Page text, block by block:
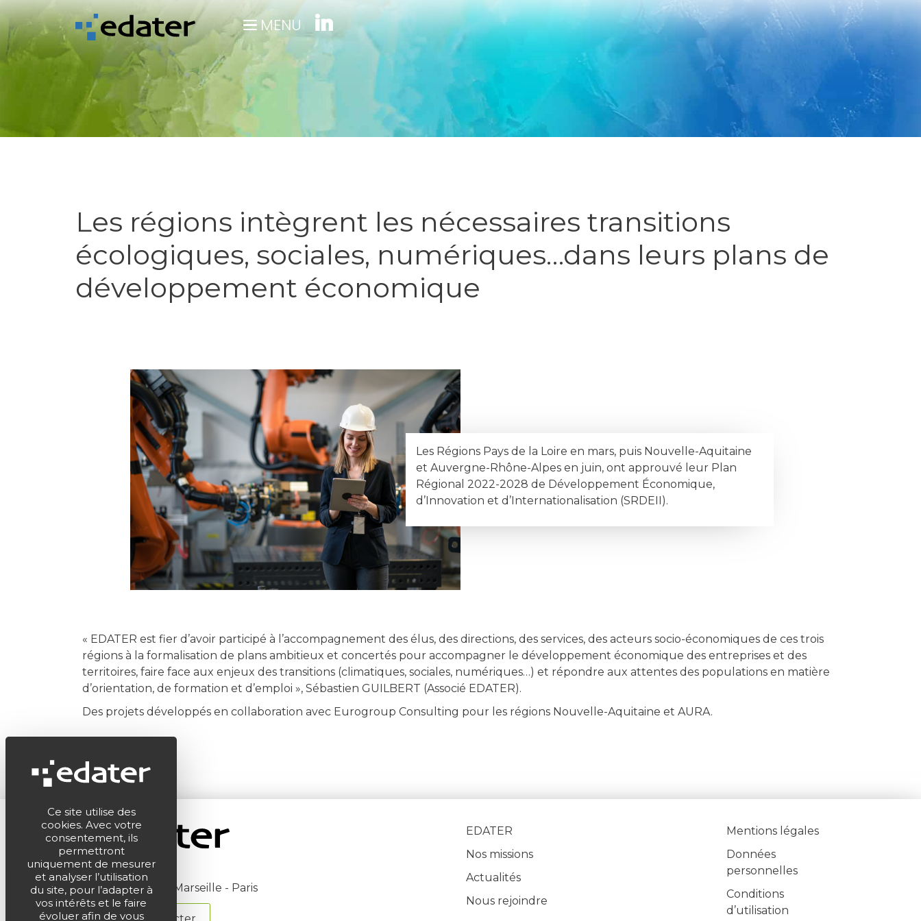
MENU
Les régions intègrent les nécessaires transitions
écologiques, sociales, numériques…dans leurs plans de
développement économique
Les Régions Pays de la Loire en mars, puis Nouvelle-Aquitaine
et Auvergne-Rhône-Alpes en juin, ont approuvé leur Plan
Régional 2022-2028 de Développement Économique,
d’Innovation et d’Internationalisation (SRDEII).
« EDATER est fier d’avoir participé à l’accompagnement des élus, des directions, des services, des acteurs socio-économiques de ces trois
régions à la formalisation de plans ambitieux et concertés pour accompagner le développement économique des entreprises et des
territoires, faire face aux enjeux des transitions (climatiques, sociales, numériques…) et répondre aux attentes des populations en matière
d’orientation, de formation et d’emploi », Sébastien GUILBERT (Associé EDATER).
Des projets développés en collaboration avec Eurogroup Consulting pour les régions Nouvelle-Aquitaine et AURA.
Montpellier - Marseille - Paris
EDATER
Nos missions
Actualités
Nous rejoindre
Mentions légales
Données
personnelles
Conditions
d’utilisation
Panneau de gestion des cookies
Ce site utilise des
cookies. Avec votre
consentement, ils
permettront
uniquement de mesurer
et analyser l’utilisation
du site, pour l’adapter à
vos intérêts et le faire
évoluer afin de vous